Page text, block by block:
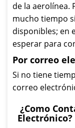
de la aerolínea.
mucho tiempo
disponibles; en
esperar para
Por correo
Si no tiene
correo
¿Como
Electrónico?